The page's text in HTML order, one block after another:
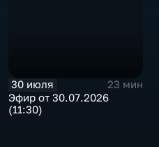
30 июля
23 мин
Эфир от 30.07.2026
(11:30)